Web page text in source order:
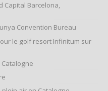
Capital Barcelona,
Convention Bureau
le golf resort Infinitum sur